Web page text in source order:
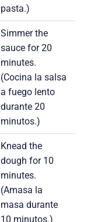
pasta.)
Simmer the
sauce for 20
minutes.
(Cocina la salsa
a fuego lento
durante 20
minutos.)
Knead the
dough for 10
minutes.
(Amasa la
masa durante
10 minutos.)